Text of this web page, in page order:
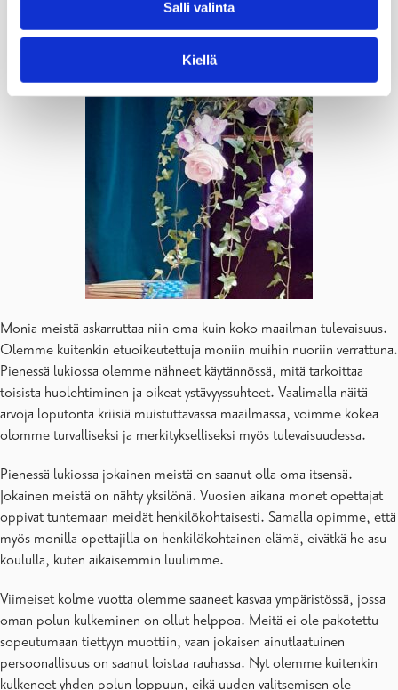
Salli valinta
Kiellä
Monia meistä askarruttaa niin oma kuin koko maailman tulevaisuus.
Olemme kuitenkin etuoikeutettuja moniin muihin nuoriin verrattuna.
Pienessä lukiossa olemme nähneet käytännössä, mitä tarkoittaa
toisista huolehtiminen ja oikeat ystävyyssuhteet. Vaalimalla näitä
arvoja loputonta kriisiä muistuttavassa maailmassa, voimme kokea
olomme turvalliseksi ja merkitykselliseksi myös tulevaisuudessa.
Pienessä lukiossa jokainen meistä on saanut olla oma itsensä.
Jokainen meistä on nähty yksilönä. Vuosien aikana monet opettajat
oppivat tuntemaan meidät henkilökohtaisesti. Samalla opimme, että
myös monilla opettajilla on henkilökohtainen elämä, eivätkä he asu
koululla, kuten aikaisemmin luulimme.
Viimeiset kolme vuotta olemme saaneet kasvaa ympäristössä, jossa
oman polun kulkeminen on ollut helppoa. Meitä ei ole pakotettu
sopeutumaan tiettyyn muottiin, vaan jokaisen ainutlaatuinen
persoonallisuus on saanut loistaa rauhassa. Nyt olemme kuitenkin
kulkeneet yhden polun loppuun, eikä uuden valitsemisen ole